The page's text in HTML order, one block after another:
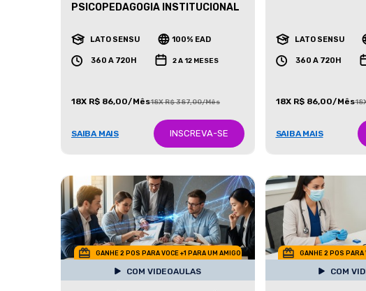
PSICOPEDAGOGIA INSTITUCIONAL
LATO SENSU 100% EAD
360 A 720H 2 A 12 MESES
18X R$ 86,00/Mês18X R$ 387,00/Mês
SAIBA MAIS INSCREVA-SE
LATO SENSU
360 A 720H
18X R$ 86,00/Mês
SAIBA MAIS
GANHE 2 POS PARA VOCE +1 PARA UM AMIGO
COM VIDEOAULAS
GANHE 2 POS PARA
COM